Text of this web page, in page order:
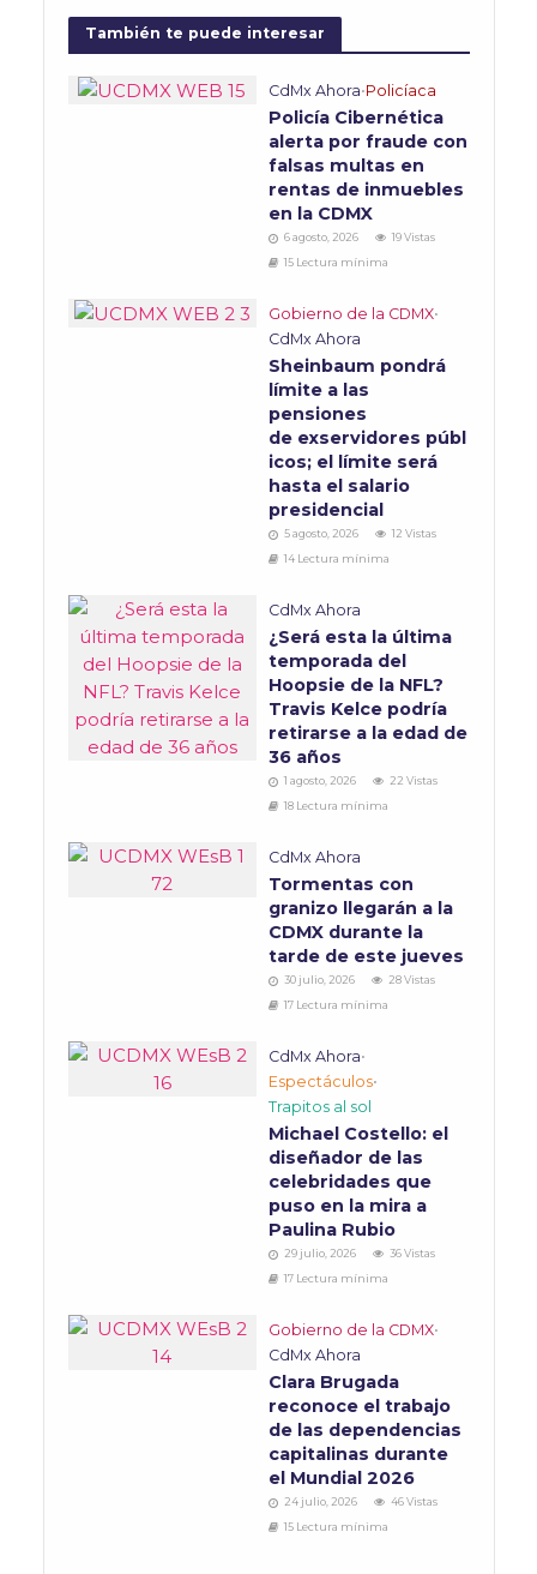
También te puede interesar
CdMx Ahora•Policíaca
Policía Cibernética
alerta por fraude con
falsas multas en
rentas de inmuebles
en la CDMX
6 agosto, 2026
19 Vistas
15 Lectura mínima
Gobierno de la CDMX•
CdMx Ahora
Sheinbaum pondrá
límite a las
pensiones
de exservidores públ
icos; el límite será
hasta el salario
presidencial
5 agosto, 2026
12 Vistas
14 Lectura mínima
CdMx Ahora
¿Será esta la última
temporada del
Hoopsie de la NFL?
Travis Kelce podría
retirarse a la edad de
36 años
1 agosto, 2026
22 Vistas
18 Lectura mínima
CdMx Ahora
Tormentas con
granizo llegarán a la
CDMX durante la
tarde de este jueves
30 julio, 2026
28 Vistas
17 Lectura mínima
CdMx Ahora•
Espectáculos•
Trapitos al sol
Michael Costello: el
diseñador de las
celebridades que
puso en la mira a
Paulina Rubio
29 julio, 2026
36 Vistas
17 Lectura mínima
Gobierno de la CDMX•
CdMx Ahora
Clara Brugada
reconoce el trabajo
de las dependencias
capitalinas durante
el Mundial 2026
24 julio, 2026
46 Vistas
15 Lectura mínima